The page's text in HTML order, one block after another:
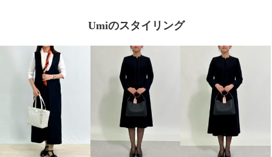
Umiのスタイリング